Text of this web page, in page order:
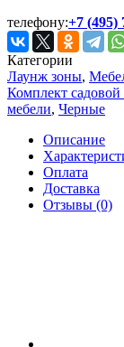
телефону:+7 (495)
Категории
Лаунж зоны,
Комплект
мебели, Черные
Описание
Оплата
Доставка
Отзывы (0)